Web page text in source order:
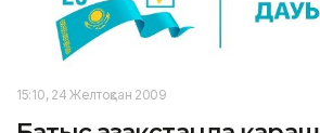
15:10, 24 Желтоқсан 2009